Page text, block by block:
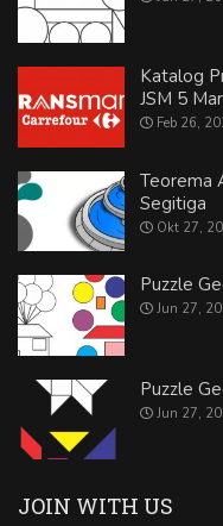
Katalog
JSM 5
Feb 26,
Teorema
Segitiga
Okt 27,
Puzzle
Jun 27,
Puzzle
Jun 27,
JOIN WITH US